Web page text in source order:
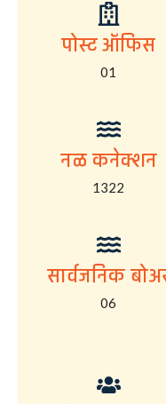
पोस्ट ऑफिस
01
नळ कनेक्शन
1322
सार्वजनिक
06